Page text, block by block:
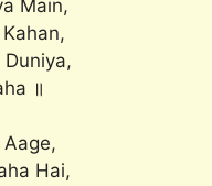
Main,
Duniya,
॥
Hai,